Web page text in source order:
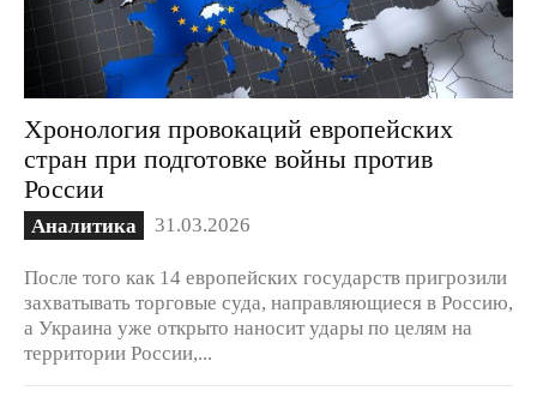
Хронология провокаций европейских
стран при подготовке войны против
России
Аналитика 31.03.2026
После того как 14 европейских государств пригрозили
захватывать торговые суда, направляющиеся в Россию,
а Украина уже открыто наносит удары по целям на
территории России,...